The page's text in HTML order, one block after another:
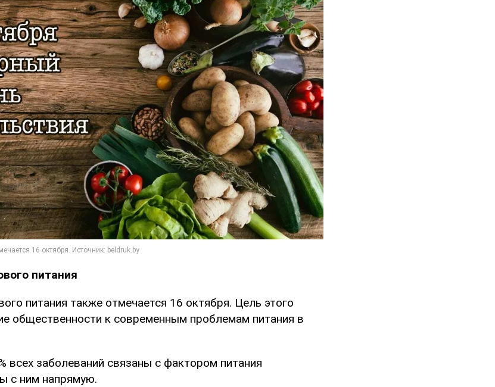
питания
питания также отмечается 16 октября. Цель этого
общественности к современным проблемам питания в
всех заболеваний связаны с фактором питания
с ним напрямую.